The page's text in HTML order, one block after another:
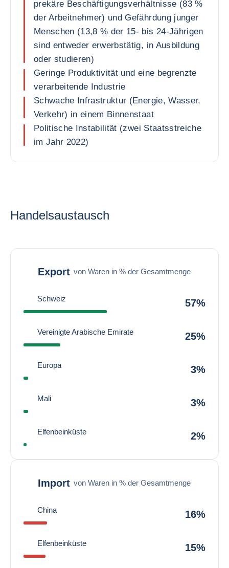
prekäre Beschäftigungsverhältnisse (83 %
der Arbeitnehmer) und Gefährdung junger
Menschen (13,8 % der 15- bis 24-Jährigen
sind entweder erwerbstätig, in Ausbildung
oder studieren)
Geringe Produktivität und eine begrenzte
verarbeitende Industrie
Schwache Infrastruktur (Energie, Wasser,
Verkehr) in einem Binnenstaat
Politische Instabilität (zwei Staatsstreiche
im Jahr 2022)
Handelsaustausch
Export von Waren in % der Gesamtmenge
Schweiz 57%
Vereinigte Arabische Emirate 25%
Europa 3%
Mali 3%
Elfenbeinküste 2%
Import von Waren in % der Gesamtmenge
China 16%
Elfenbeinküste 15%